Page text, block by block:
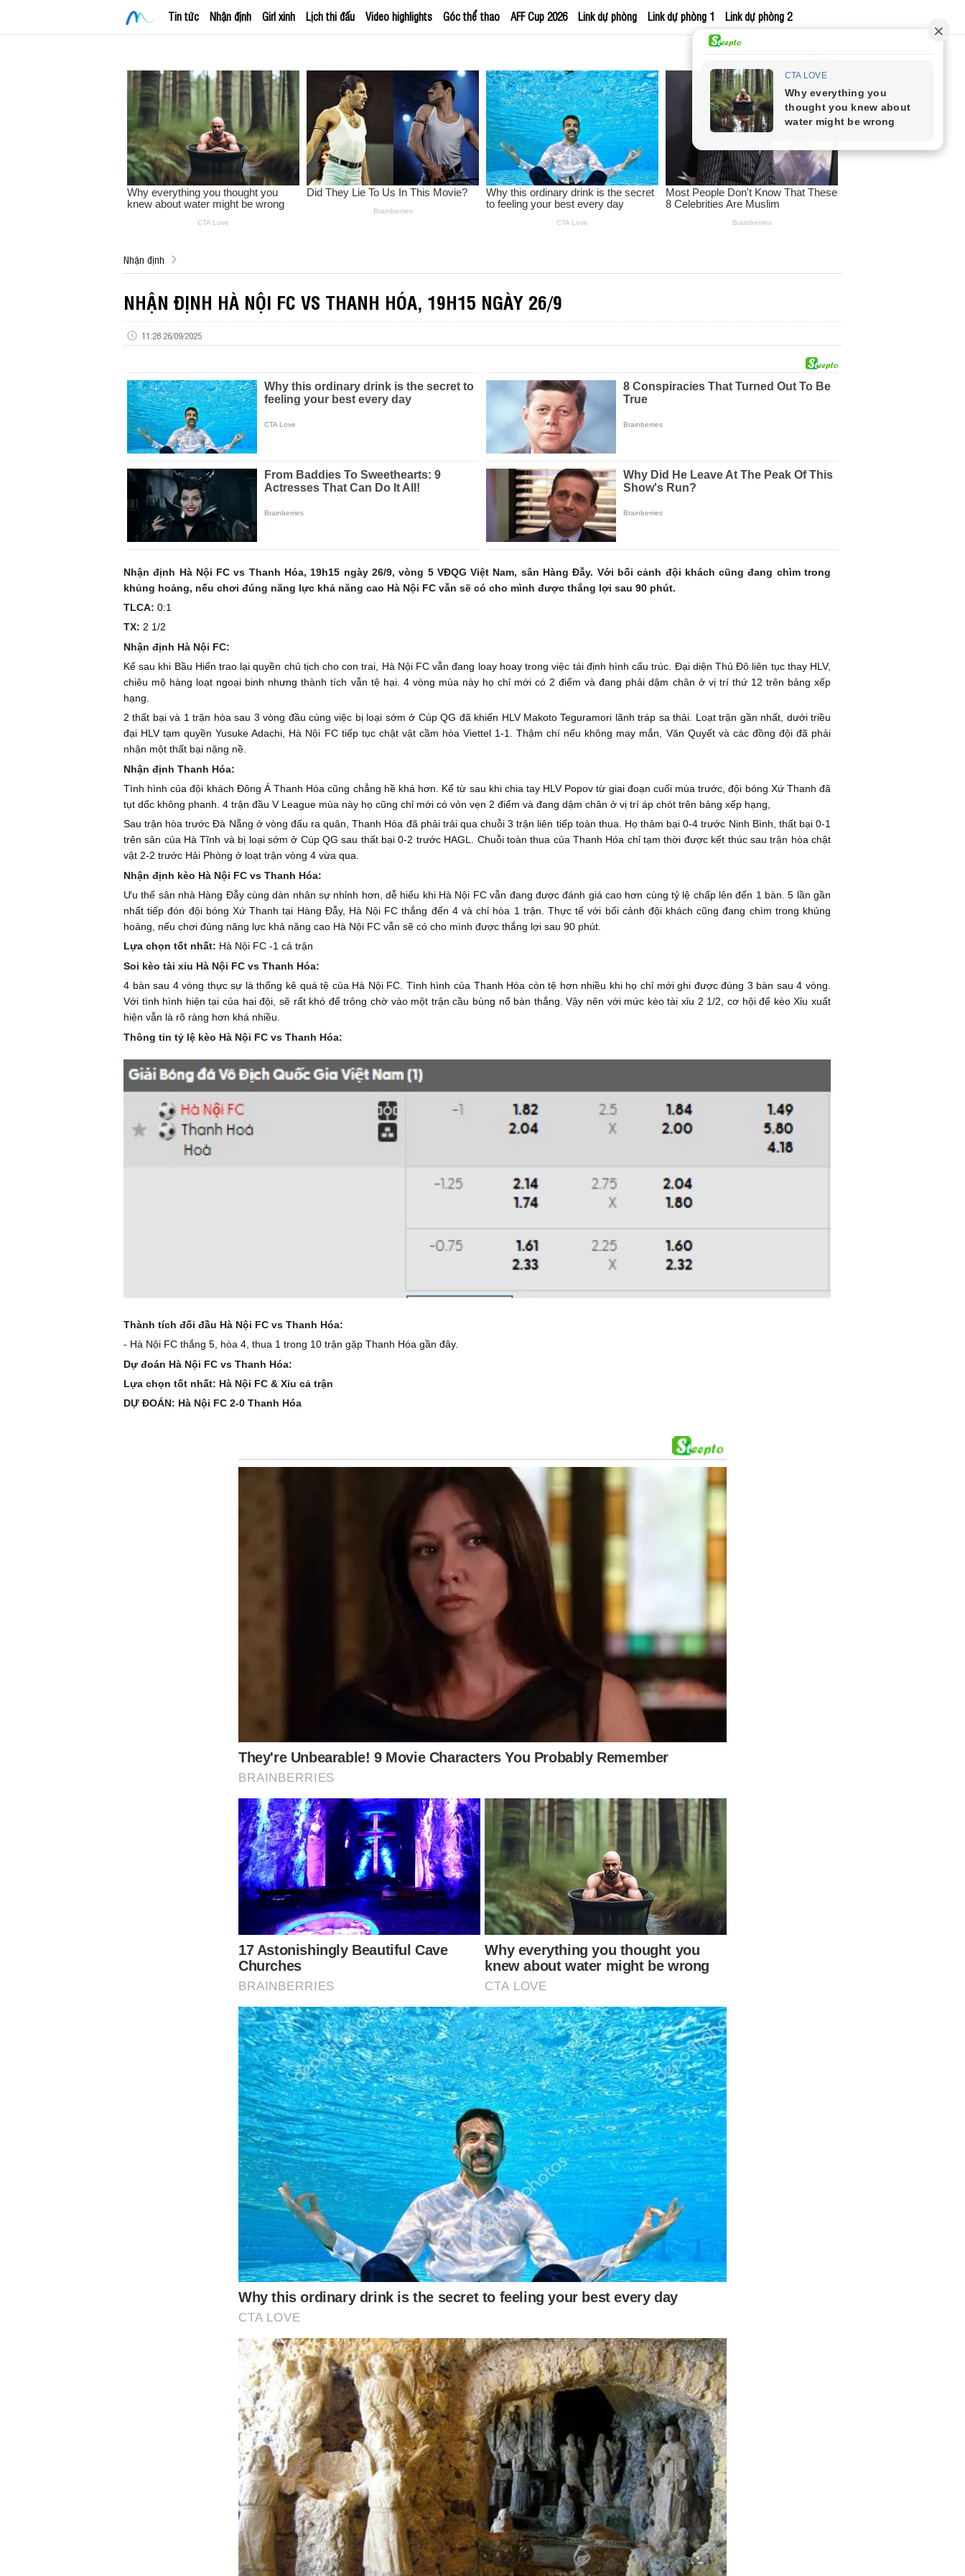
Tin tức Nhận định Girl xinh Lịch thi đấu Video highlights Góc thể thao AFF Cup 2026 Link dự phòng Link dự phòng 1 Link dự phòng 2
Nhận định
NHẬN ĐỊNH HÀ NỘI FC VS THANH HÓA, 19H15 NGÀY 26/9
11:28 26/09/2025
Nhận định Hà Nội FC vs Thanh Hóa, 19h15 ngày 26/9, vòng 5 VĐQG Việt Nam, sân Hàng Đẫy. Với bối cảnh đội khách cũng đang chìm trong
khủng hoảng, nếu chơi đúng năng lực khả năng cao Hà Nội FC vẫn sẽ có cho mình được thắng lợi sau 90 phút.
TLCA: 0:1
TX: 2 1/2
Nhận định Hà Nội FC:
Kể sau khi Bầu Hiển trao lại quyền chủ tịch cho con trai, Hà Nội FC vẫn đang loay hoay trong việc tái định hình cấu trúc. Đại diện Thủ Đô liên tục thay HLV,
chiêu mộ hàng loạt ngoại binh nhưng thành tích vẫn tệ hại. 4 vòng mùa này họ chỉ mới có 2 điểm và đang phải dậm chân ở vị trí thứ 12 trên bảng xếp
hạng.
2 thất bại và 1 trận hòa sau 3 vòng đầu cùng việc bị loại sớm ở Cúp QG đã khiến HLV Makoto Teguramori lãnh tráp sa thải. Loạt trận gần nhất, dưới triều
đại HLV tạm quyền Yusuke Adachi, Hà Nội FC tiếp tục chật vật cầm hòa Viettel 1-1. Thậm chí nếu không may mắn, Văn Quyết và các đồng đội đã phải
nhận một thất bại nặng nề.
Nhận định Thanh Hóa:
Tình hình của đội khách Đông Á Thanh Hóa cũng chẳng hề khá hơn. Kể từ sau khi chia tay HLV Popov từ giai đoạn cuối mùa trước, đội bóng Xứ Thanh đã
tụt dốc không phanh. 4 trận đầu V League mùa này họ cũng chỉ mới có vỏn vẹn 2 điểm và đang dậm chân ở vị trí áp chót trên bảng xếp hạng,
Sau trận hòa trước Đà Nẵng ở vòng đấu ra quân, Thanh Hóa đã phải trải qua chuỗi 3 trận liên tiếp toàn thua. Họ thảm bại 0-4 trước Ninh Bình, thất bại 0-1
trên sân của Hà Tĩnh và bị loại sớm ở Cúp QG sau thất bại 0-2 trước HAGL. Chuỗi toàn thua của Thanh Hóa chỉ tạm thời được kết thúc sau trận hòa chật
vật 2-2 trước Hải Phòng ở loạt trận vòng 4 vừa qua.
Nhận định kèo Hà Nội FC vs Thanh Hóa:
Ưu thế sân nhà Hàng Đẫy cùng dàn nhân sự nhỉnh hơn, dễ hiểu khi Hà Nội FC vẫn đang được đánh giá cao hơn cùng tỷ lệ chấp lên đến 1 bàn. 5 lần gần
nhất tiếp đón đội bóng Xứ Thanh tại Hàng Đẫy, Hà Nội FC thắng đến 4 và chỉ hòa 1 trận. Thực tế với bối cảnh đội khách cũng đang chìm trong khủng
hoảng, nếu chơi đúng năng lực khả năng cao Hà Nội FC vẫn sẽ có cho mình được thắng lợi sau 90 phút.
Lựa chọn tốt nhất: Hà Nội FC -1 cả trận
Soi kèo tài xỉu Hà Nội FC vs Thanh Hóa:
4 bàn sau 4 vòng thực sự là thống kê quá tệ của Hà Nội FC. Tình hình của Thanh Hóa còn tệ hơn nhiều khi họ chỉ mới ghi được đúng 3 bàn sau 4 vòng.
Với tình hình hiện tại của hai đội, sẽ rất khó để trông chờ vào một trận cầu bùng nổ bàn thắng. Vậy nên với mức kèo tài xỉu 2 1/2, cơ hội để kèo Xỉu xuất
hiện vẫn là rõ ràng hơn khá nhiều.
Thông tin tỷ lệ kèo Hà Nội FC vs Thanh Hóa:
Thành tích đối đầu Hà Nội FC vs Thanh Hóa:
- Hà Nội FC thắng 5, hòa 4, thua 1 trong 10 trận gặp Thanh Hóa gần đây.
Dự đoán Hà Nội FC vs Thanh Hóa:
Lựa chọn tốt nhất: Hà Nội FC & Xỉu cả trận
DỰ ĐOÁN: Hà Nội FC 2-0 Thanh Hóa